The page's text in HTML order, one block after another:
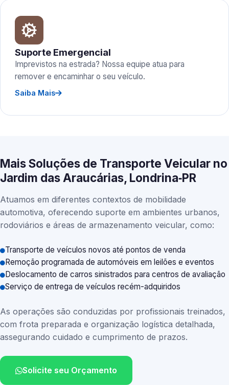
Suporte Emergencial
Imprevistos na estrada? Nossa equipe atua para
remover e encaminhar o seu veículo.
Saiba Mais
Mais Soluções de Transporte Veicular no
Jardim das Araucárias, Londrina‑PR
Atuamos em diferentes contextos de mobilidade
automotiva, oferecendo suporte em ambientes urbanos,
rodoviários e áreas de armazenamento veicular, como:
Transporte de veículos novos até pontos de venda
Remoção programada de automóveis em leilões e eventos
Deslocamento de carros sinistrados para centros de avaliação
Serviço de entrega de veículos recém-adquiridos
As operações são conduzidas por profissionais treinados,
com frota preparada e organização logística detalhada,
assegurando cuidado e cumprimento de prazos.
Solicite seu Orçamento